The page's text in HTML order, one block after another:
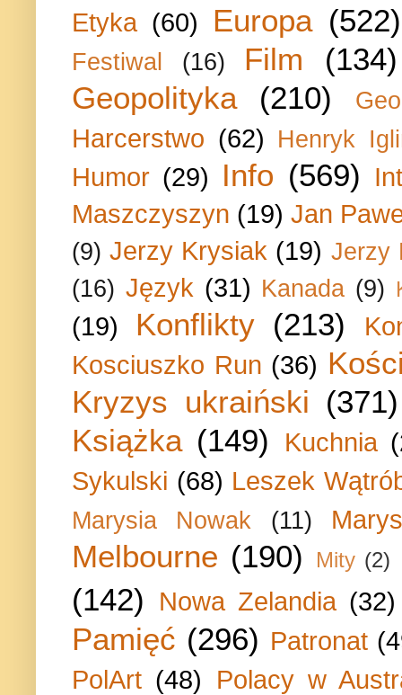
Etyka (60) Europa (522)
Festiwal (16) Film
(134)
Geopolityka
(210)
Harcerstwo (62) Henryk
Humor (29) Info (569)
Maszczyszyn (19) Jan
(9) Jerzy Krysiak (19) Jerzy
(16) Język (31) Kanada (9)
(19) Konflikty (213)
Kosciuszko Run (36)
Kryzys ukraiński (371)
Książka (149) Kuchnia
Sykulski (68) Leszek
Marysia Nowak (11)
Melbourne (190) Mity (2)
(142) Nowa Zelandia (32)
Pamięć (296) Patronat
PolArt (48) Polacy w